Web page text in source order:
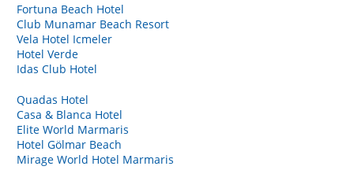
Fortuna Beach Hotel
Club Munamar Beach Resort
Vela Hotel Icmeler
Hotel Verde
Idas Club Hotel
Quadas Hotel
Casa & Blanca Hotel
Elite World Marmaris
Hotel Gölmar Beach
Mirage World Hotel Marmaris